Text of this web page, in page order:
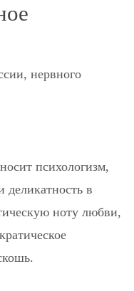
нервного
психологизм,
деликатность в
ноту любви,